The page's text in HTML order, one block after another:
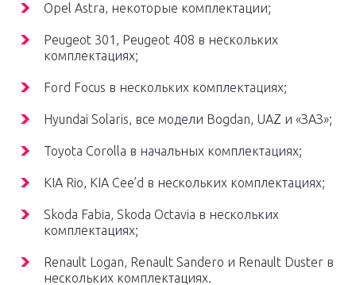
Opel Astra, некоторые комплектации;
Peugeot 301, Peugeot 408 в нескольких
комплектациях;
Ford Focus в нескольких комплектациях;
Hyundai Solaris, все модели Bogdan, UAZ и «ЗАЗ»;
Toyota Corolla в начальных комплектациях;
KIA Rio, KIA Cee’d в нескольких комплектациях;
Skoda Fabia, Skoda Octavia в нескольких
комплектациях;
Renault Logan, Renault Sandero и Renault Duster в
нескольких комплектациях.